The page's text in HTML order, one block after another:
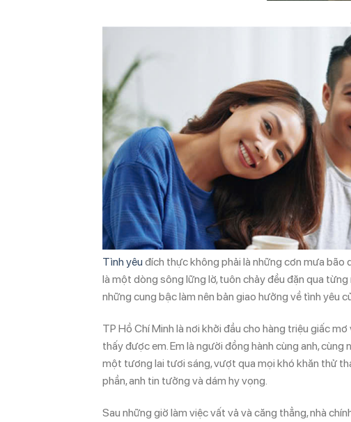
Tình yêu đích thực không phải là những cơn mưa bão
là một dòng sông lững lờ, tuôn chảy đều đặn qua
những cung bậc làm nên bản giao hưởng về tình yêu
TP Hồ Chí Minh là nơi khởi đầu cho hàng triệu giấc
thấy được em. Em là người đồng hành cùng anh,
một tương lai tươi sáng, vượt qua mọi khó khăn thử
phần, anh tin tưởng và dám hy vọng.
Sau những giờ làm việc vất vả và căng thẳng, nhà